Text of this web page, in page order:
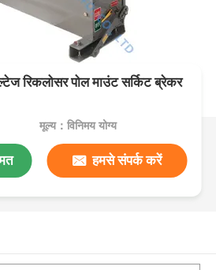
रिकलोसर पोल माउंट सर्किट ब्रेकर
मूल्य：विनिमय योग्य
हमसे संपर्क करें